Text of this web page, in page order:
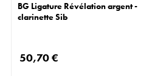
BG Ligature Révélation argent -
clarinette Sib
50,70 €